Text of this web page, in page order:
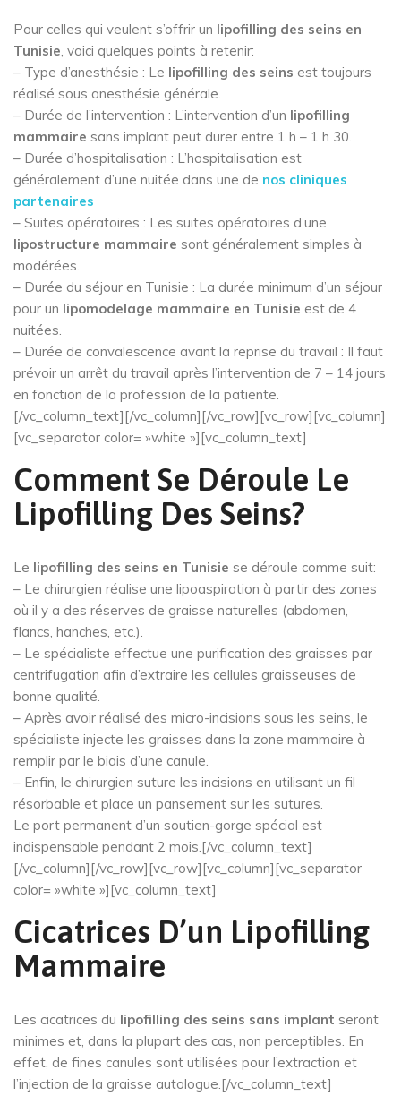
Pour celles qui veulent s’offrir un lipofilling des seins en
Tunisie, voici quelques points à retenir:
– Type d’anesthésie : Le lipofilling des seins est toujours
réalisé sous anesthésie générale.
– Durée de l’intervention : L’intervention d’un lipofilling
mammaire sans implant peut durer entre 1 h – 1 h 30.
– Durée d’hospitalisation : L’hospitalisation est
généralement d’une nuitée dans une de nos cliniques
partenaires
– Suites opératoires : Les suites opératoires d’une
lipostructure mammaire sont généralement simples à
modérées.
– Durée du séjour en Tunisie : La durée minimum d’un séjour
pour un lipomodelage mammaire en Tunisie est de 4
nuitées.
– Durée de convalescence avant la reprise du travail : Il faut
prévoir un arrêt du travail après l’intervention de 7 – 14 jours
en fonction de la profession de la patiente.
[/vc_column_text][/vc_column][/vc_row][vc_row][vc_column]
[vc_separator color= »white »][vc_column_text]
Comment Se Déroule Le
Lipofilling Des Seins?
Le lipofilling des seins en Tunisie se déroule comme suit:
– Le chirurgien réalise une lipoaspiration à partir des zones
où il y a des réserves de graisse naturelles (abdomen,
flancs, hanches, etc.).
– Le spécialiste effectue une purification des graisses par
centrifugation afin d’extraire les cellules graisseuses de
bonne qualité.
– Après avoir réalisé des micro-incisions sous les seins, le
spécialiste injecte les graisses dans la zone mammaire à
remplir par le biais d’une canule.
– Enfin, le chirurgien suture les incisions en utilisant un fil
résorbable et place un pansement sur les sutures.
Le port permanent d’un soutien-gorge spécial est
indispensable pendant 2 mois.[/vc_column_text]
[/vc_column][/vc_row][vc_row][vc_column][vc_separator
color= »white »][vc_column_text]
Cicatrices D’un Lipofilling
Mammaire
Les cicatrices du lipofilling des seins sans implant seront
minimes et, dans la plupart des cas, non perceptibles. En
effet, de fines canules sont utilisées pour l’extraction et
l’injection de la graisse autologue.[/vc_column_text]